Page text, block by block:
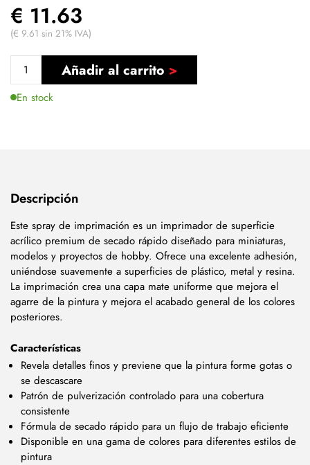
€ 11.63
(€ 9.61 sin 21% IVA)
Añadir al carrito
En stock
Descripción
Este spray de imprimación es un imprimador de superficie
acrílico premium de secado rápido diseñado para miniaturas,
modelos y proyectos de hobby. Ofrece una excelente adhesión,
uniéndose suavemente a superficies de plástico, metal y resina.
La imprimación crea una capa mate uniforme que mejora el
agarre de la pintura y mejora el acabado general de los colores
posteriores.
Características
Revela detalles finos y previene que la pintura forme gotas o
se descascare
Patrón de pulverización controlado para una cobertura
consistente
Fórmula de secado rápido para un flujo de trabajo eficiente
Disponible en una gama de colores para diferentes estilos de
pintura